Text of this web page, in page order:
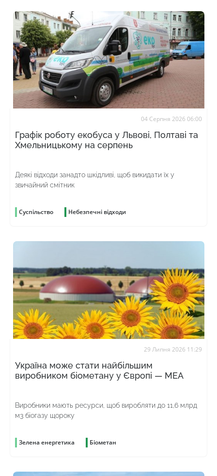
04 Серпня 2026 06:00
Графік роботу екобуса у Львові, Полтаві та
Хмельницькому на серпень
Деякі відходи занадто шкідливі, щоб викидати їх у
звичайний смітник
Суспільство Небезпечні відходи
29 Липня 2026 11:29
Україна може стати найбільшим
виробником біометану у Європі — МЕА
Виробники мають ресурси, щоб виробляти до 11,6 млрд
м3 біогазу щороку
Зелена енергетика Біометан